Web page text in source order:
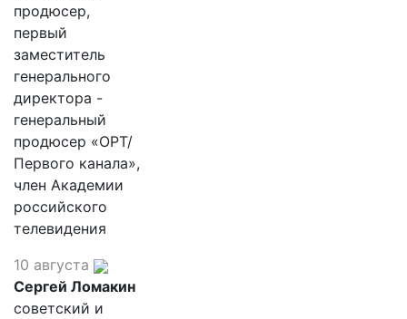
продюсер,
первый
заместитель
генерального
директора -
генеральный
продюсер «ОРТ/
Первого канала»,
член Академии
российского
телевидения
10 августа
Сергей Ломакин
советский и